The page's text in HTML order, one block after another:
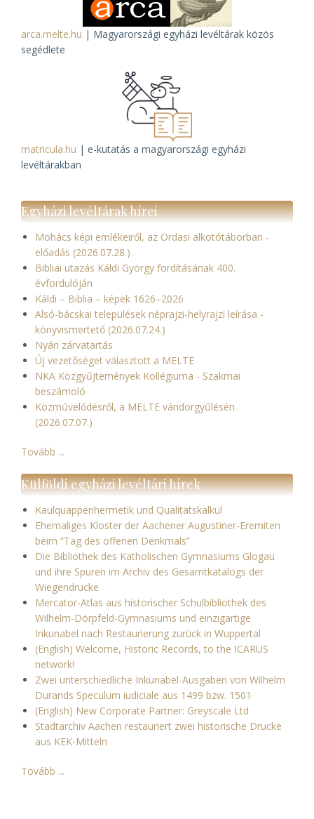
arca.melte.hu | Magyarországi egyházi levéltárak közös
segédlete
matricula.hu | e-kutatás a magyarországi egyházi
levéltárakban
Egyházi levéltárak hírei
Mohács képi emlékeiről, az Ordasi alkotótáborban -
előadás (2026.07.28.)
Bibliai utazás Káldi György fordításának 400.
évfordulóján
Káldi – Biblia – képek 1626–2026
Alsó-bácskai települések néprajzi-helyrajzi leírása -
könyvismertető (2026.07.24.)
Nyári zárvatartás
Új vezetőséget választott a MELTE
NKA Közgyűjtemények Kollégiuma - Szakmai
beszámoló
Közművelődésről, a MELTE vándorgyűlésén
(2026.07.07.)
Tovább ...
Külföldi egyházi levéltári hírek
Kaulquappenhermetik und Qualitätskalkül
Ehemaliges Kloster der Aachener Augustiner-Eremiten
beim “Tag des offenen Denkmals”
Die Bibliothek des Katholischen Gymnasiums Glogau
und ihre Spuren im Archiv des Gesamtkatalogs der
Wiegendrucke
Mercator-Atlas aus historischer Schulbibliothek des
Wilhelm-Dörpfeld-Gymnasiums und einzigartige
Inkunabel nach Restaurierung zurück in Wuppertal
(English) Welcome, Historic Records, to the ICARUS
network!
Zwei unterschiedliche Inkunabel-Ausgaben von Wilhelm
Durands Speculum iudiciale aus 1499 bzw. 1501
(English) New Corporate Partner: Greyscale Ltd
Stadtarchiv Aachen restauriert zwei historische Drucke
aus KEK-Mitteln
Tovább ...